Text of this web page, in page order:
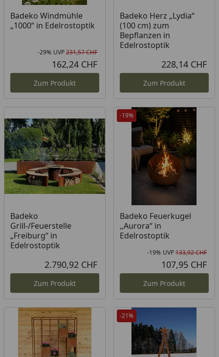
Badeko Windmühle
„1000“ in Edelrostoptik
Rabatt in Prozent
-29%
Ursprünglicher Preis
UVP231,57 CHF
162,24 CHF
Zum Produkt
Badeko Herz „Lydia“
(100 cm) zum
Bepflanzen in
Edelrostoptik
228,14 CHF
Zum Produkt
Badeko
Grill-/Feuerstelle
„Freiburg“ in
Edelrostoptik
2.790,92 CHF
Zum Produkt
-19%
Badeko Feuerkugel
,,Aurora“ in
Edelrostoptik
-19% UVP133,92 CHF
107,95 CHF
Zum Produkt
-21%